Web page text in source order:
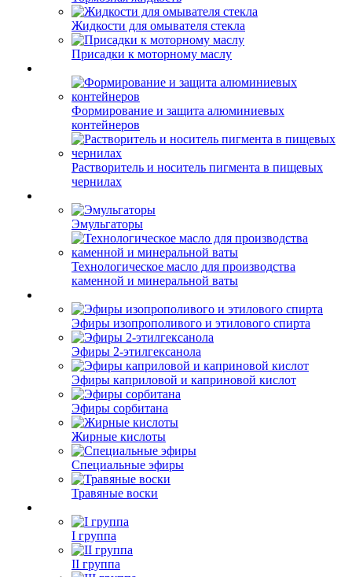
Жидкости для омывателя стекла
Присадки к моторному маслу
Формирование и защита алюминиевых
контейнеров
Растворитель и носитель пигмента в пищевых
чернилах
Эмульгаторы
Технологическое масло для производства
каменной и минеральной ваты
Эфиры изопрополивого и этилового спирта
Эфиры 2-этилгексанола
Эфиры каприловой и каприновой кислот
Эфиры сорбитана
Жирные кислоты
Специальные эфиры
Травяные воски
I группа
II группа